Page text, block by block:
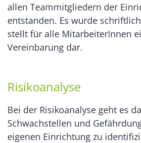
allen Teammitgliedern der
entstanden. Es wurde
stellt für alle MitarbeiterInnen
Vereinbarung dar.
Risikoanalyse
Bei der Risikoanalyse geht es
Schwachstellen und
eigenen Einrichtung zu